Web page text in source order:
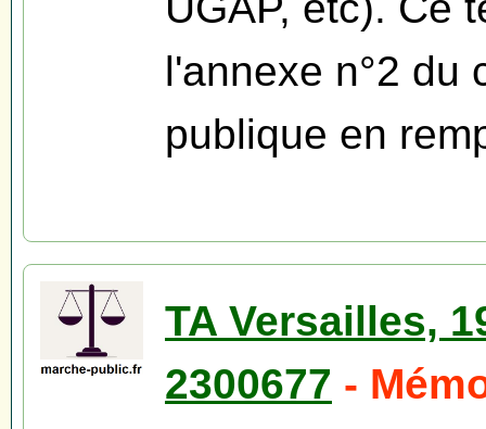
l'annexe n°2 du
publique en
TA Versailles,
2300677 -